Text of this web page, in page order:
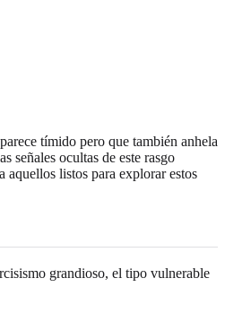
tímido pero que también anhela
señales ocultas de este rasgo
aquellos listos para explorar estos
grandioso, el tipo vulnerable